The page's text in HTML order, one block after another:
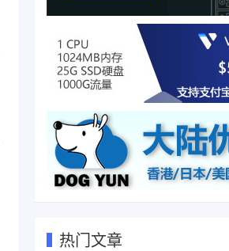
热门文章